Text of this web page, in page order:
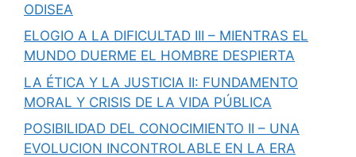
ODISEA
ELOGIO A LA DIFICULTAD III – MIENTRAS EL
MUNDO DUERME EL HOMBRE DESPIERTA
LA ÉTICA Y LA JUSTICIA II: FUNDAMENTO
MORAL Y CRISIS DE LA VIDA PÚBLICA
POSIBILIDAD DEL CONOCIMIENTO II – UNA
EVOLUCION INCONTROLABLE EN LA ERA